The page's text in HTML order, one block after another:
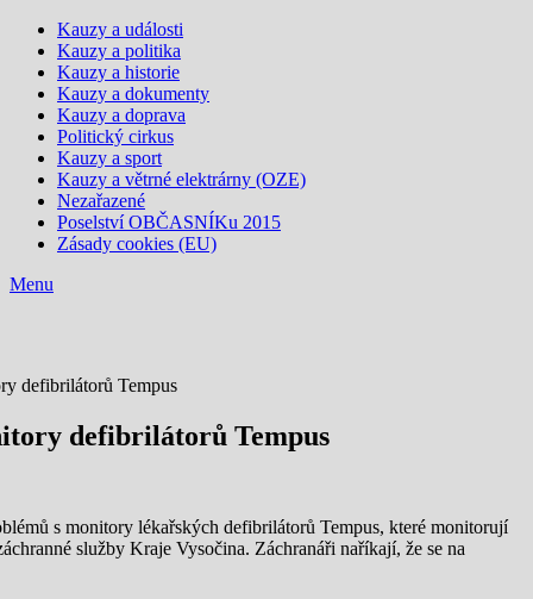
Kauzy a události
Kauzy a politika
Kauzy a historie
Kauzy a dokumenty
Kauzy a doprava
Politický cirkus
Kauzy a sport
Kauzy a větrné elektrárny (OZE)
Nezařazené
Poselství OBČASNÍKu 2015
Zásady cookies (EU)
Menu
defibrilátorů Tempus
defibrilátorů Tempus
s monitory lékařských defibrilátorů Tempus, které monitorují
služby Kraje Vysočina. Záchranáři naříkají, že se na